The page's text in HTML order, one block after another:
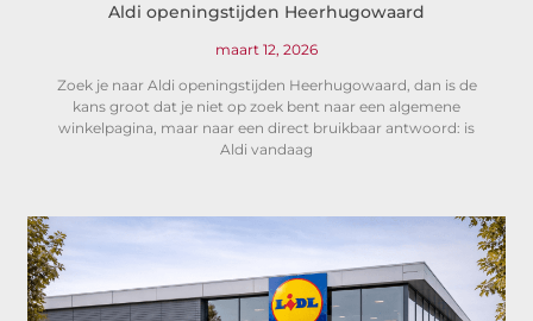
Aldi openingstijden Heerhugowaard
maart 12, 2026
Zoek je naar Aldi openingstijden Heerhugowaard, dan is de
kans groot dat je niet op zoek bent naar een algemene
winkelpagina, maar naar een direct bruikbaar antwoord: is
Aldi vandaag